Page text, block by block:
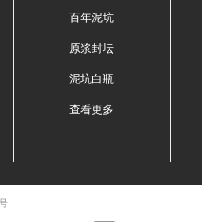
查看更多
泥坑白瓶
原浆封坛
百年泥坑